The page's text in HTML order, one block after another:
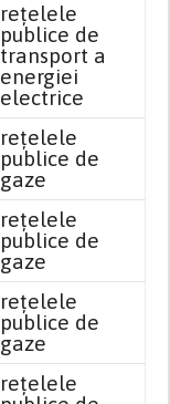
reţelele
publice de
transport a
energiei
electrice
reţelele
publice de
gaze
reţelele
publice de
gaze
reţelele
publice de
gaze
reţelele